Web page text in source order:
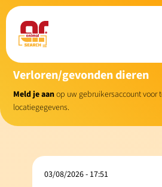
Verloren/gevonden dieren
Meld je aanop uw gebruikersaccount voor
locatiegegevens.
03/08/2026 - 17:51